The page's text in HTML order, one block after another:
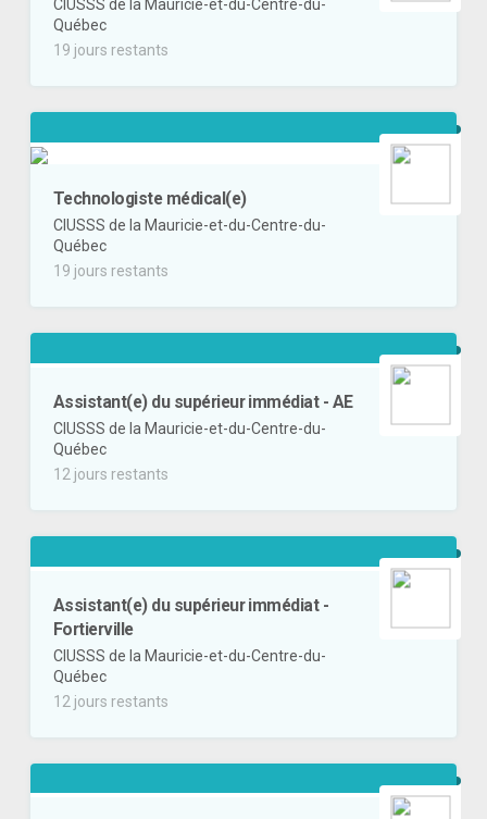
CIUSSS de la Mauricie-et-du-Centre-du-
Québec
19 jours restants
Technologiste médical(e)
CIUSSS de la Mauricie-et-du-Centre-du-
Québec
19 jours restants
Assistant(e) du supérieur immédiat - AE
CIUSSS de la Mauricie-et-du-Centre-du-
Québec
12 jours restants
Assistant(e) du supérieur immédiat -
Fortierville
CIUSSS de la Mauricie-et-du-Centre-du-
Québec
12 jours restants